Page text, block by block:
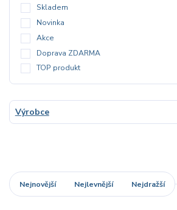
Skladem
Novinka
Akce
Doprava ZDARMA
TOP produkt
Výrobce
Nejnovější Nejlevnější Nejdražší